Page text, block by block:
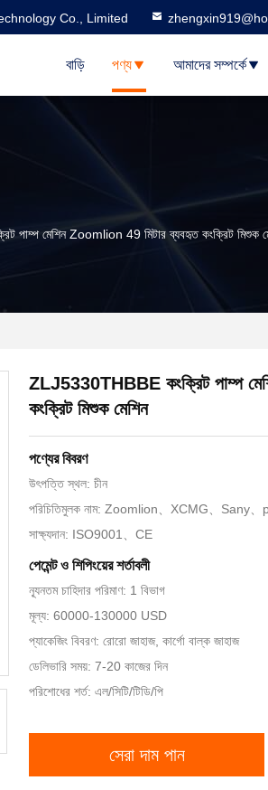
Co., Limited
বাড়ি পণ্য আমাদের সম্পর্কে
পাম্প মেশিন Zoomlion 49 মিটার ব্যবহৃত কংক্রিট মিশুক
ZLJ5330THBBE কংক্রিট পাম্প
কংক্রিট মিশুক মেশিন
পণ্যের বিবরণ
উৎপত্তি স্থল: চীন
পরিচিতিমুলক নাম: Zoomlion、XCMG、Sany
সাক্ষ্যদান: ISO9001、CE
পেমেন্ট ও শিপিংয়ের শর্তাবলী
ন্যূনতম চাহিদার পরিমাণ: 1 বিভাগ
মূল্য: 60000-130000 USD
প্যাকেজিং বিবরণ: রোরো জাহাজ, কার্গো বাল্ক জাহাজ
ডেলিভারি সময়: 7-20 কাজের দিন
পরিশোধের শর্ত: এল/সিটি/টিডি/পি
সেরা দাম পান